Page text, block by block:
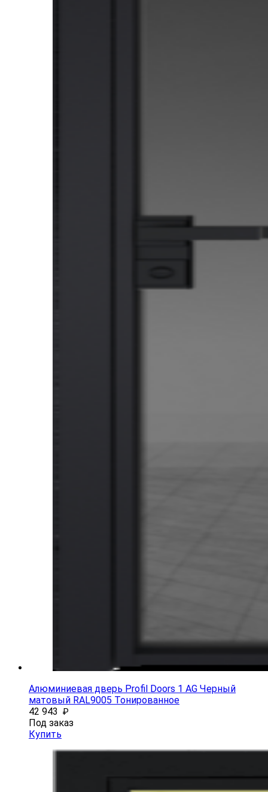
Алюминиевая дверь Profil Doors 1 AG Черный
матовый RAL9005 Тонированное
42 943 ₽
Под заказ
Купить